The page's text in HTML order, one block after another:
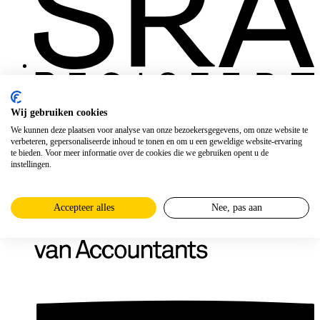
Wij gebruiken cookies
We kunnen deze plaatsen voor analyse van onze bezoekersgegevens, om onze website te
verbeteren, gepersonaliseerde inhoud te tonen en om u een geweldige website-ervaring
te bieden. Voor meer informatie over de cookies die we gebruiken opent u de
instellingen.
Accepteer alles Nee, pas aan